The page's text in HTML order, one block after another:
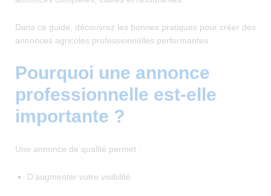
Dans ce guide, découvrez les bonnes pratiques pour créer des
annonces agricoles professionnelles performantes.
Pourquoi une annonce
professionnelle est-elle
importante ?
Une annonce de qualité permet :
D’augmenter votre visibilité